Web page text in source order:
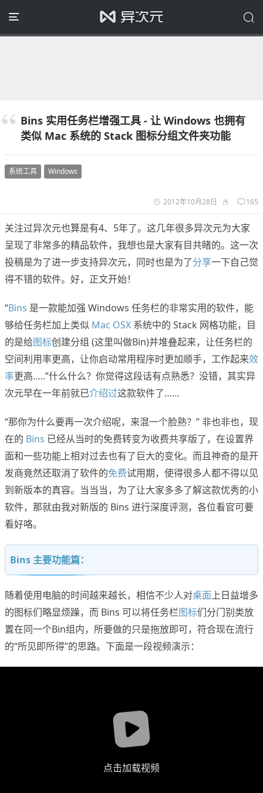
Bins 实用任务栏增强工具 - 让 Windows 也拥有
类似 Mac 系统的 Stack 图标分组文件夹功能
系统工具 Windows
2012年10月28日 165
关注过异次元也算是有4、5年了。这几年很多异次元为大家
呈现了非常多的精品软件，我想也是大家有目共睹的。这一次
投稿是为了进一步支持异次元，同时也是为了分享一下自己觉
得不错的软件。好，正文开始！
“Bins 是一款能加强 Windows 任务栏的非常实用的软件，能
够给任务栏加上类似 Mac OSX 系统中的 Stack 网格功能，目
的是给图标创建分组 (这里叫做Bin)并堆叠起来，让任务栏的
空间利用率更高，让你启动常用程序时更加顺手，工作起来效
率更高…..”什么什么？你觉得这段话有点熟悉？没错，其实异
次元早在一年前就已介绍过这款软件了……
“那你为什么要再一次介绍呢，来混一个脸熟？” 非也非也，现
在的 Bins 已经从当时的免费转变为收费共享版了，在设置界
面和一些功能上相对过去也有了巨大的变化。而且神奇的是开
发商竟然还取消了软件的免费试用期，使得很多人都不得以见
到新版本的真容。当当当，为了让大家多多了解这款优秀的小
软件，那就由我对新版的 Bins 进行深度评测，各位看官可要
看好咯。
Bins 主要功能篇：
随着使用电脑的时间越来越长，相信不少人对桌面上日益增多
的图标们略显烦躁，而 Bins 可以将任务栏图标们分门别类放
置在同一个Bin组内，所要做的只是拖放即可，符合现在流行
的“所见即所得”的思路。下面是一段视频演示：
点击加载视频